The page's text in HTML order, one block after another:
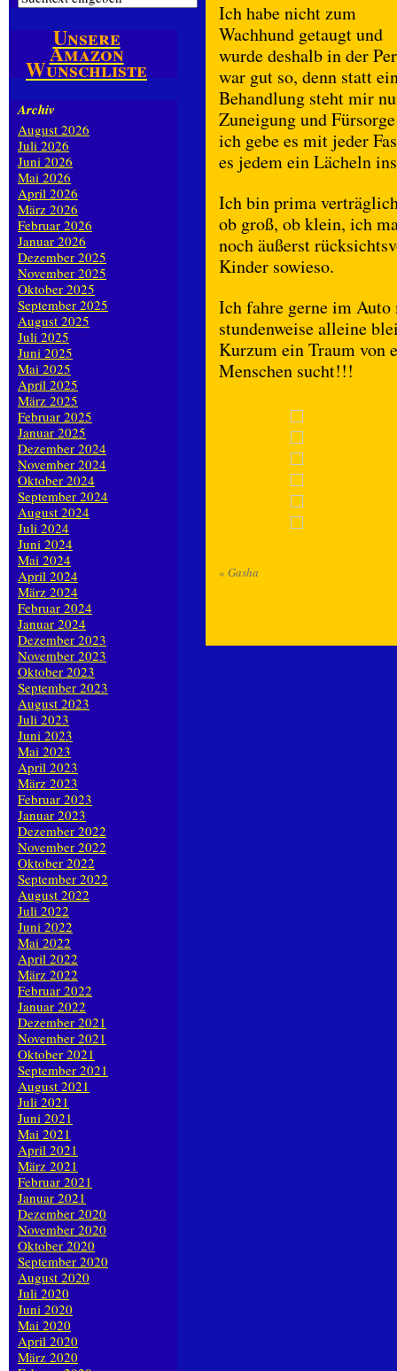
Ich habe nicht zum
Wachhund getaugt und
wurde deshalb in der
war gut so, denn statt
Behandlung steht mir
Zuneigung und
ich gebe es mit jeder
es jedem ein Lächeln
Ich bin prima
ob groß, ob klein, ich
noch äußerst
Kinder sowieso.
Ich fahre gerne im
stundenweise alleine
Kurzum ein Traum von
Menschen sucht!!!
« Gasha
Unsere
Amazon
Wunschliste
Archiv
August 2026
Juli 2026
Juni 2026
Mai 2026
April 2026
März 2026
Februar 2026
Januar 2026
Dezember 2025
November 2025
Oktober 2025
September 2025
August 2025
Juli 2025
Juni 2025
Mai 2025
April 2025
März 2025
Februar 2025
Januar 2025
Dezember 2024
November 2024
Oktober 2024
September 2024
August 2024
Juli 2024
Juni 2024
Mai 2024
April 2024
März 2024
Februar 2024
Januar 2024
Dezember 2023
November 2023
Oktober 2023
September 2023
August 2023
Juli 2023
Juni 2023
Mai 2023
April 2023
März 2023
Februar 2023
Januar 2023
Dezember 2022
November 2022
Oktober 2022
September 2022
August 2022
Juli 2022
Juni 2022
Mai 2022
April 2022
März 2022
Februar 2022
Januar 2022
Dezember 2021
November 2021
Oktober 2021
September 2021
August 2021
Juli 2021
Juni 2021
Mai 2021
April 2021
März 2021
Februar 2021
Januar 2021
Dezember 2020
November 2020
Oktober 2020
September 2020
August 2020
Juli 2020
Juni 2020
Mai 2020
April 2020
März 2020